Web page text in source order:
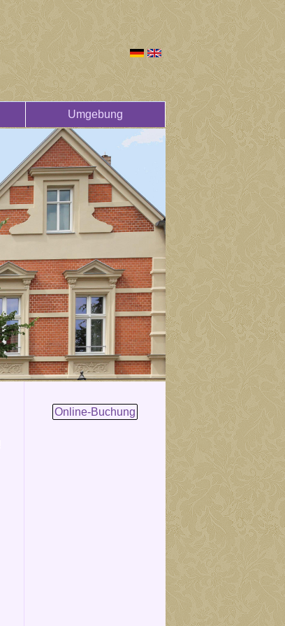
Umgebung
Online-Buchung